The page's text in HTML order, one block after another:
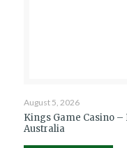
August 5, 2026
Kings Game Casino
Australia